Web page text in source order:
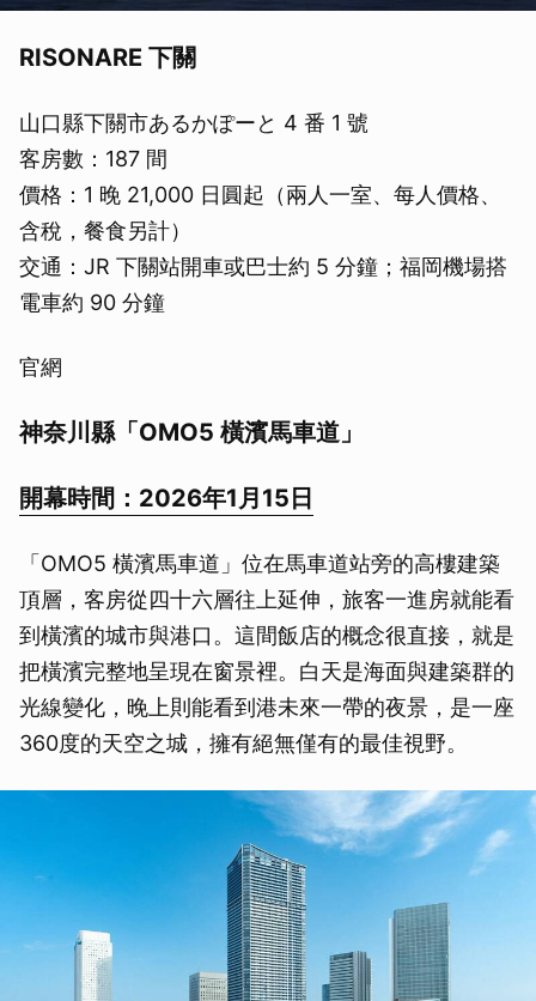
RISONARE 下關
山口縣下關市あるかぽーと 4 番 1 號
客房數：187 間
價格：1 晚 21,000 日圓起（兩人一室、每人價格、
含稅，餐食另計）
交通：JR 下關站開車或巴士約 5 分鐘；福岡機場搭
電車約 90 分鐘
官網
神奈川縣「OMO5 橫濱馬車道」
開幕時間：2026年1月15日
「OMO5 橫濱馬車道」位在馬車道站旁的高樓建築
頂層，客房從四十六層往上延伸，旅客一進房就能看
到橫濱的城市與港口。這間飯店的概念很直接，就是
把橫濱完整地呈現在窗景裡。白天是海面與建築群的
光線變化，晚上則能看到港未來一帶的夜景，是一座
360度的天空之城，擁有絕無僅有的最佳視野。